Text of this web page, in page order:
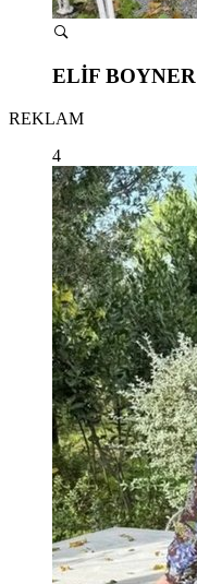
ELİF BOYNER
REKLAM
4